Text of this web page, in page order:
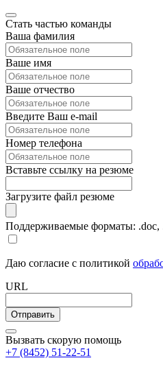
Стать частью команды
Ваша фамилия
Ваше имя
Ваше отчество
Введите Ваш e-mail
Номер телефона
Вставьте ссылку на резюме
Загрузите файл резюме
Поддерживаемые форматы: .doc,
Даю согласие с политикой
URL
Вызвать скорую помощь
+7 (8452) 51-22-51